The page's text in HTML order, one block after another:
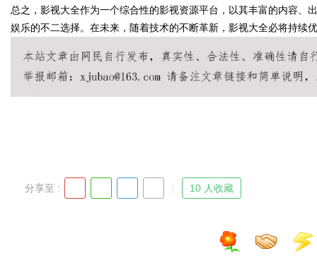
!
总之，影视大全作为一个综合性的影视资源平台，以其丰富的内容、
娱乐的不二选择。在未来，随着技术的不断革新，影视大全必将持续
分享至 : 10 人收藏